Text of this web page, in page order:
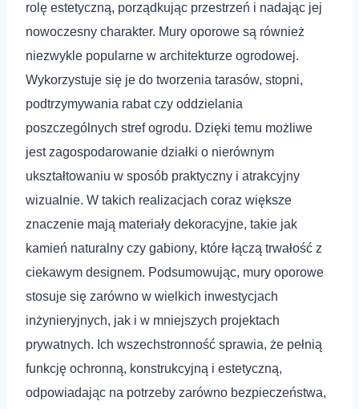
rolę estetyczną, porządkując przestrzeń i nadając jej
nowoczesny charakter. Mury oporowe są również
niezwykle popularne w architekturze ogrodowej.
Wykorzystuje się je do tworzenia tarasów, stopni,
podtrzymywania rabat czy oddzielania
poszczególnych stref ogrodu. Dzięki temu możliwe
jest zagospodarowanie działki o nierównym
ukształtowaniu w sposób praktyczny i atrakcyjny
wizualnie. W takich realizacjach coraz większe
znaczenie mają materiały dekoracyjne, takie jak
kamień naturalny czy gabiony, które łączą trwałość z
ciekawym designem. Podsumowując, mury oporowe
stosuje się zarówno w wielkich inwestycjach
inżynieryjnych, jak i w mniejszych projektach
prywatnych. Ich wszechstronność sprawia, że pełnią
funkcję ochronną, konstrukcyjną i estetyczną,
odpowiadając na potrzeby zarówno bezpieczeństwa,